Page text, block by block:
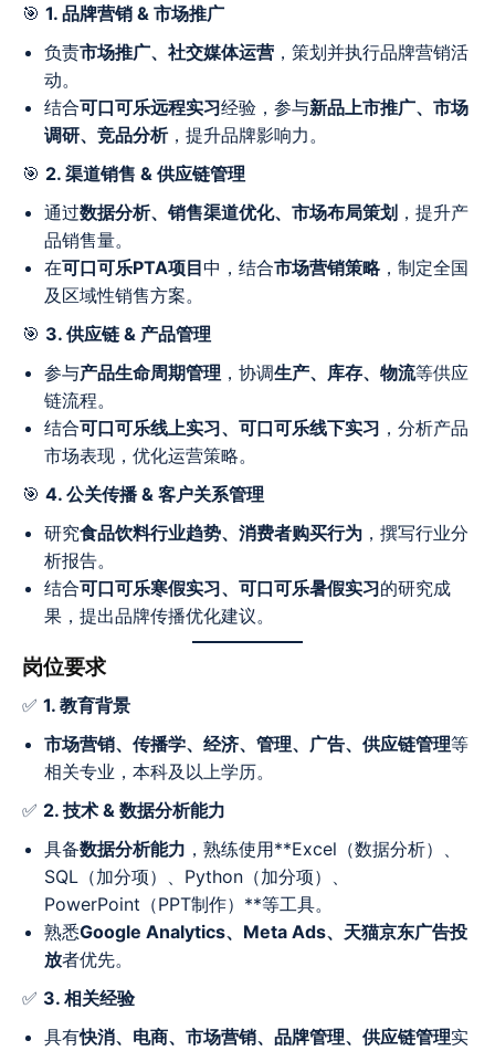
🎯 1. 品牌营销 & 市场推广
负责市场推广、社交媒体运营 ，策划并执行品牌营销活
动。
结合可口可乐远程实习经验，参与新品上市推广、市场
调研、竞品分析，提升品牌影响力。
🎯 2. 渠道销售 & 供应链管理
通过数据分析、销售渠道优化、市场布局策划 ，提升产
品销售量。
在可口可乐PTA项目中，结合市场营销策略，制定全国
及区域性销售方案。
🎯 3. 供应链 & 产品管理
参与产品生命周期管理 ，协调生产、库存、物流等供应
链流程。
结合可口可乐线上实习、可口可乐线下实习 ，分析产品
市场表现，优化运营策略。
🎯 4. 公关传播 & 客户关系管理
研究食品饮料行业趋势、消费者购买行为 ，撰写行业分
析报告。
结合可口可乐寒假实习、可口可乐暑假实习的研究成
果，提出品牌传播优化建议。
岗位要求
✅ 1. 教育背景
市场营销、传播学、经济、管理、广告、供应链管理等
相关专业，本科及以上学历。
✅ 2. 技术 & 数据分析能力
具备数据分析能力 ，熟练使用**Excel（数据分析）、
SQL（加分项）、Python（加分项）、
PowerPoint（PPT制作）**等工具。
熟悉Google Analytics、Meta Ads、天猫京东广告投
放者优先。
✅ 3. 相关经验
具有快消、电商、市场营销、品牌管理、供应链管理实